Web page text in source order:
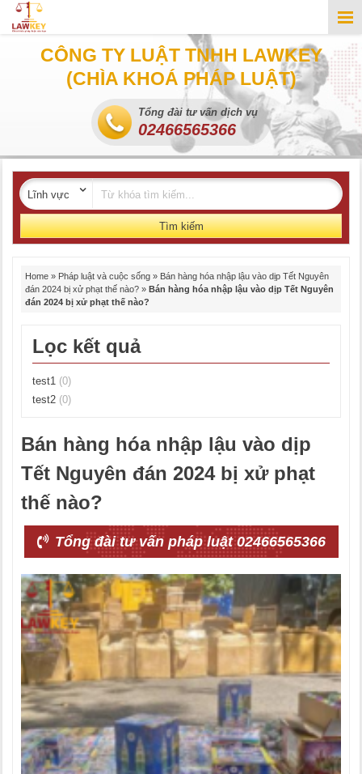
CÔNG TY LUẬT TNHH LAWKEY
(CHÌA KHOÁ PHÁP LUẬT)
Tổng đài tư vấn dịch vụ
02466565366
Tìm kiếm
Home » Pháp luật và cuộc sống » Bán hàng hóa nhập lậu vào dịp Tết Nguyên
đán 2024 bị xử phạt thế nào? » Bán hàng hóa nhập lậu vào dịp Tết Nguyên
đán 2024 bị xử phạt thế nào?
Lọc kết quả
test1 (0)
test2 (0)
Bán hàng hóa nhập lậu vào dịp
Tết Nguyên đán 2024 bị xử phạt
thế nào?
Tổng đài tư vấn pháp luật 02466565366